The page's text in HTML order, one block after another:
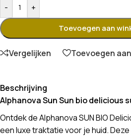
- +
Toevoegen aan
Vergelijken Toevoegen
Beschrijving
Alphanova Sun Sun bio delicious
Ontdek de Alphanova SUN BIO
een luxe traktatie voor je huid.